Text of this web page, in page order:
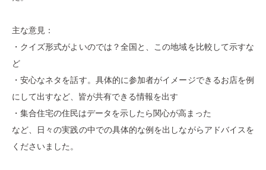
主な意見：
・クイズ形式がよいのでは？全国と、この地域を比較して示すな
ど
・安心なネタを話す。具体的に参加者がイメージできるお店を例
にして出すなど、皆が共有できる情報を出す
・集合住宅の住民はデータを示したら関心が高まった
など、日々の実践の中での具体的な例を出しながらアドバイスを
くださいました。